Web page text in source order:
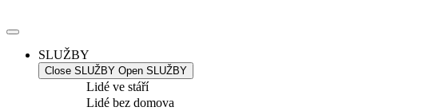
k
SLUŽBY
Close SLUŽBY Open SLUŽBY
Lidé ve stáří
Lidé bez domova